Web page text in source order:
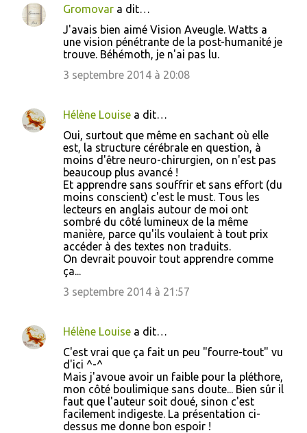
Gromovar a dit…
J'avais bien aimé Vision Aveugle. Watts a
une vision pénétrante de la post-humanité je
trouve. Béhémoth, je n'ai pas lu.
3 septembre 2014 à 20:08
Hélène Louise a dit…
Oui, surtout que même en sachant où elle
est, la structure cérébrale en question, à
moins d'être neuro-chirurgien, on n'est pas
beaucoup plus avancé !
Et apprendre sans souffrir et sans effort (du
moins conscient) c'est le must. Tous les
lecteurs en anglais autour de moi ont
sombré du côté lumineux de la même
manière, parce qu'ils voulaient à tout prix
accéder à des textes non traduits.
On devrait pouvoir tout apprendre comme
ça...
3 septembre 2014 à 21:57
Hélène Louise a dit…
C'est vrai que ça fait un peu "fourre-tout" vu
d'ici ^-^
Mais j'avoue avoir un faible pour la pléthore,
mon côté boulimique sans doute... Bien sûr il
faut que l'auteur soit doué, sinon c'est
facilement indigeste. La présentation ci-
dessus me donne bon espoir !